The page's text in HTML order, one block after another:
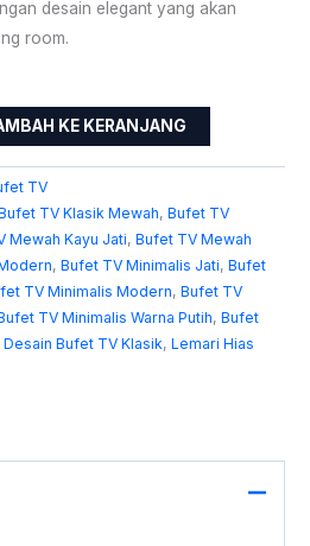
desain elegant yang akan
room.
KE KERANJANG
TV
TV Klasik Mewah,Bufet TV
Mewah Kayu Jati,Bufet TV Mewah
,Bufet TV Minimalis Jati,Bufet
TV Minimalis Modern,Bufet TV
TV Minimalis Warna Putih,Bufet
Desain Bufet TV Klasik,Lemari Hias